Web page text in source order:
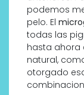
podemos
pelo. El
todas las
hasta ahora
natural,
otorgado